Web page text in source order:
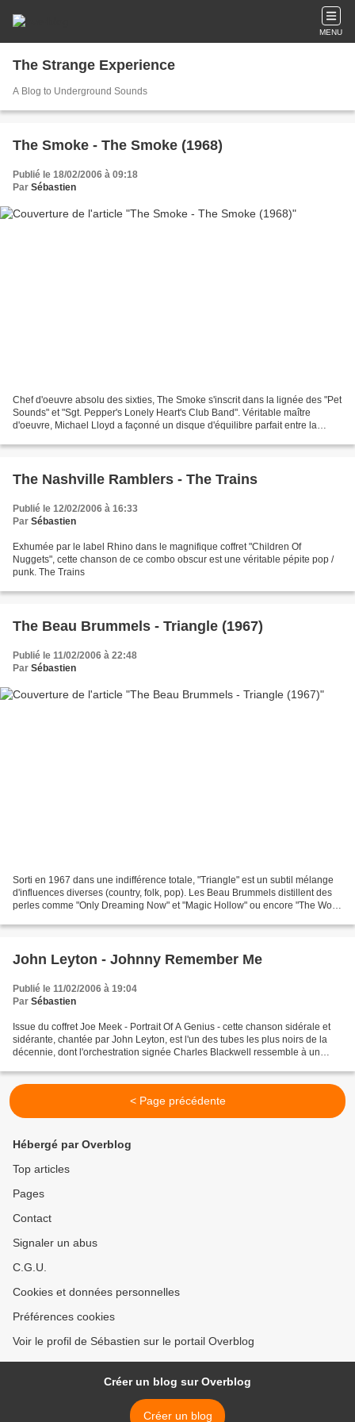
MENU
The Strange Experience
A Blog to Underground Sounds
The Smoke - The Smoke (1968)
Publié le 18/02/2006 à 09:18
Par Sébastien
Chef d'oeuvre absolu des sixties, The Smoke s'inscrit dans la lignée des "Pet
Sounds" et "Sgt. Pepper's Lonely Heart's Club Band". Véritable maître
d'oeuvre, Michael Lloyd a façonné un disque d'équilibre parfait entre la
The Nashville Ramblers - The Trains
Publié le 12/02/2006 à 16:33
Par Sébastien
Exhumée par le label Rhino dans le magnifique coffret "Children Of
Nuggets", cette chanson de ce combo obscur est une véritable pépite pop /
punk. The Trains
The Beau Brummels - Triangle (1967)
Publié le 11/02/2006 à 22:48
Par Sébastien
Sorti en 1967 dans une indifférence totale, "Triangle" est un subtil mélange
d'influences diverses (country, folk, pop). Les Beau Brummels distillent des
perles comme "Only Dreaming Now" et "Magic Hollow" ou encore "The Wolf
John Leyton - Johnny Remember Me
Publié le 11/02/2006 à 19:04
Par Sébastien
Issue du coffret Joe Meek - Portrait Of A Genius - cette chanson sidérale et
sidérante, chantée par John Leyton, est l'un des tubes les plus noirs de la
décennie, dont l'orchestration signée Charles Blackwell ressemble à un
< Page précédente
Hébergé par Overblog
Top articles
Pages
Contact
Signaler un abus
C.G.U.
Cookies et données personnelles
Préférences cookies
Voir le profil de Sébastien sur le portail Overblog
Créer un blog sur Overblog
Créer un blog